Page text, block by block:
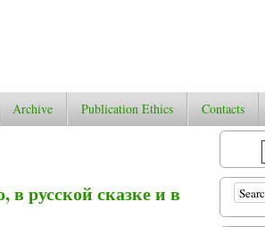
Archive Publication Ethics Contacts
русской сказке и в